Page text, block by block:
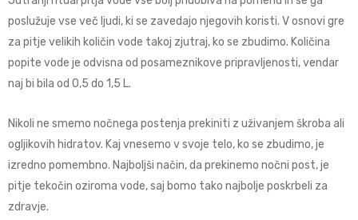
poslužuje vse več ljudi, ki se zavedajo njegovih koristi. V osnovi gre
za pitje velikih količin vode takoj zjutraj, ko se zbudimo. Količina
popite vode je odvisna od posameznikove pripravljenosti, vendar
naj bi bila od 0,5 do 1,5 L.
Nikoli ne smemo nočnega postenja prekiniti z uživanjem škroba ali
ogljikovih hidratov. Kaj vnesemo v svoje telo, ko se zbudimo, je
izredno pomembno. Najboljši način, da prekinemo nočni post, je
pitje tekočin oziroma vode, saj bomo tako najbolje poskrbeli za
zdravje.